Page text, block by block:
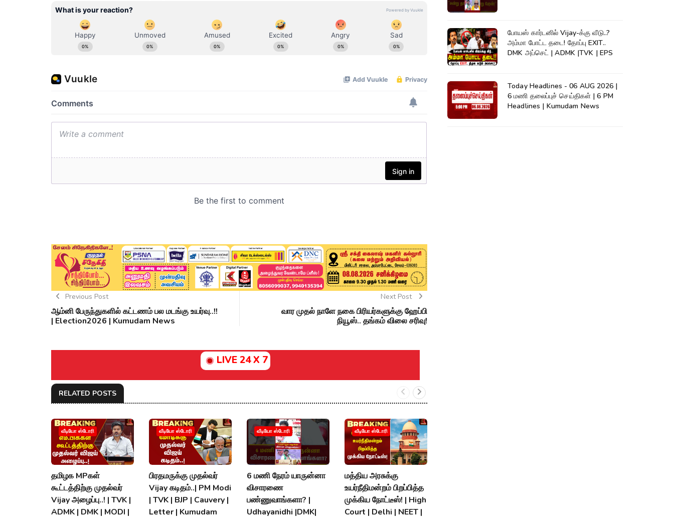
Previous Post
ஆம்னி பேருந்துகளில் கட்டணம் பல மடங்கு உயர்வு..!!
| Election2026 | Kumudam News
Next Post
வார முதல் நாளே நகை பிரியர்களுக்கு ஹேப்பி
நியூஸ்.. தங்கம் விலை சரிவு!
LIVE 24 X 7
RELATED POSTS
வீடியோ ஸ்டோரி
தமிழக MPகள்
கூட்டத்திற்கு முதல்வர்
Vijay அழைப்பு..! | TVK |
ADMK | DMK | MODI |
வீடியோ ஸ்டோரி
பிரதமருக்கு முதல்வர்
Vijay கடிதம்..| PM Modi
| TVK | BJP | Cauvery |
Letter | Kumudam
வீடியோ ஸ்டோரி
6 மணி நேரம் யாருன்னா
விசாரணை
பண்ணுவாங்களா? |
Udhayanidhi |DMK|
வீடியோ ஸ்டோரி
மத்திய அரசுக்கு
உயர்நீதிமன்றம் பிறப்பித்த
முக்கிய நோட்டீஸ்! | High
Court | Delhi | NEET |
போயஸ் கார்டனில் Vijay-க்கு வீடு..?
அம்மா போட்ட தடை! தோப்பு EXIT..
DMK அப்செட் | ADMK |TVK | EPS
Today Headlines - 06 AUG 2026 |
6 மணி தலைப்புச் செய்திகள் | 6 PM
Headlines | Kumudam News